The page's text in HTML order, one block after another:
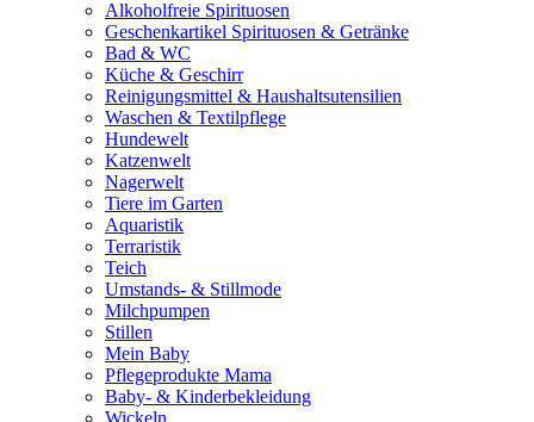
Alkoholfreie Spirituosen
Geschenkartikel Spirituosen & Getränke
Bad & WC
Küche & Geschirr
Reinigungsmittel & Haushaltsutensilien
Waschen & Textilpflege
Hundewelt
Katzenwelt
Nagerwelt
Tiere im Garten
Aquaristik
Terraristik
Teich
Umstands- & Stillmode
Milchpumpen
Stillen
Mein Baby
Pflegeprodukte Mama
Baby- & Kinderbekleidung
Wickeln